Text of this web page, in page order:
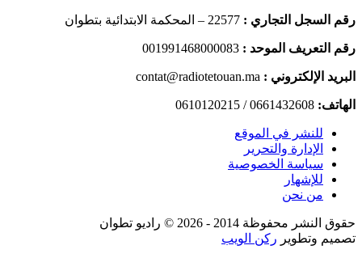
رقم السجل التجاري : 22577 – المحكمة الابتدائية بتطوان
رقم التعريف الموحد : 001991468000083
البريد الإلكتروني : contat@radiotetouan.ma
الهاتف: 0661432608 / 0610120215
للنشر في الموقع
الإدارة والتحرير
سياسة الخصوصية
للإشهار
من نحن
حقوق النشر محفوظة 2014 - 2026 © راديو تطوان
تصميم وتطوير ركن الويب